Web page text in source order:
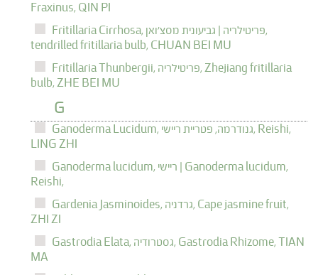
Fraxinus, QIN PI
Fritillaria Cirrhosa,
פריטילריה | גביעונית מסצ'ואן,
tendrilled fritillaria bulb, CHUAN BEI MU
Fritillaria Thunbergii,
פריטילריה, Zhejiang fritillaria
bulb, ZHE BEI MU
G
Ganoderma Lucidum, גנודרמה, פטריית ריישי, Reishi,
LING ZHI
Ganoderma lucidum,
ריישי | Ganoderma lucidum,
Reishi,
Gardenia Jasminoides,
גרדניה, Cape jasmine fruit,
ZHI ZI
Gastrodia Elata,
גסטרודיה, Gastrodia Rhizome, TIAN
MA